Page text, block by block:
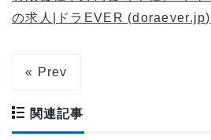
の求人|ドラEVER (doraever.jp)
« Prev
関連記事